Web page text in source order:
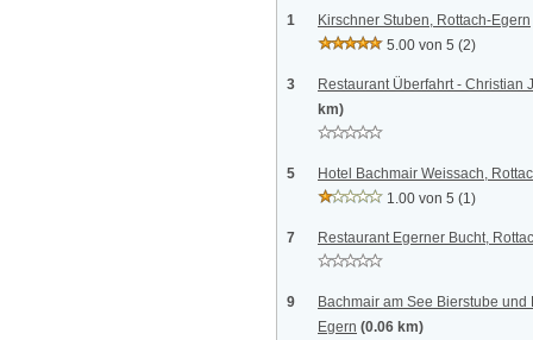
1
Kirschner Stuben, Rottach-Egern
5.00 von 5 (2)
3
Restaurant Überfahrt - Christian
km)
5
Hotel Bachmair Weissach,
1.00 von 5 (1)
7 Restaurant Egerner Bucht,
9
Bachmair am See Bierstube
Egern (0.06 km)